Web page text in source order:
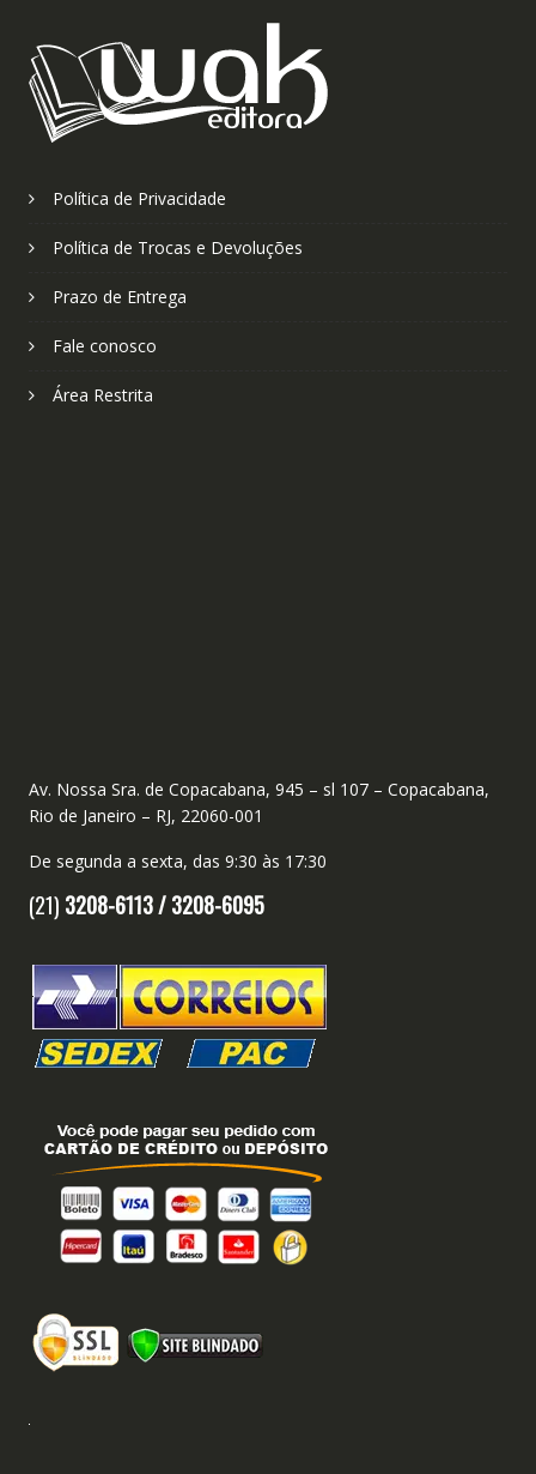
Política de Privacidade
Política de Trocas e Devoluções
Prazo de Entrega
Fale conosco
Área Restrita
Av. Nossa Sra. de Copacabana, 945 – sl 107 – Copacabana,
Rio de Janeiro – RJ, 22060-001
De segunda a sexta, das 9:30 às 17:30
(21) 3208-6113 /3208-6095